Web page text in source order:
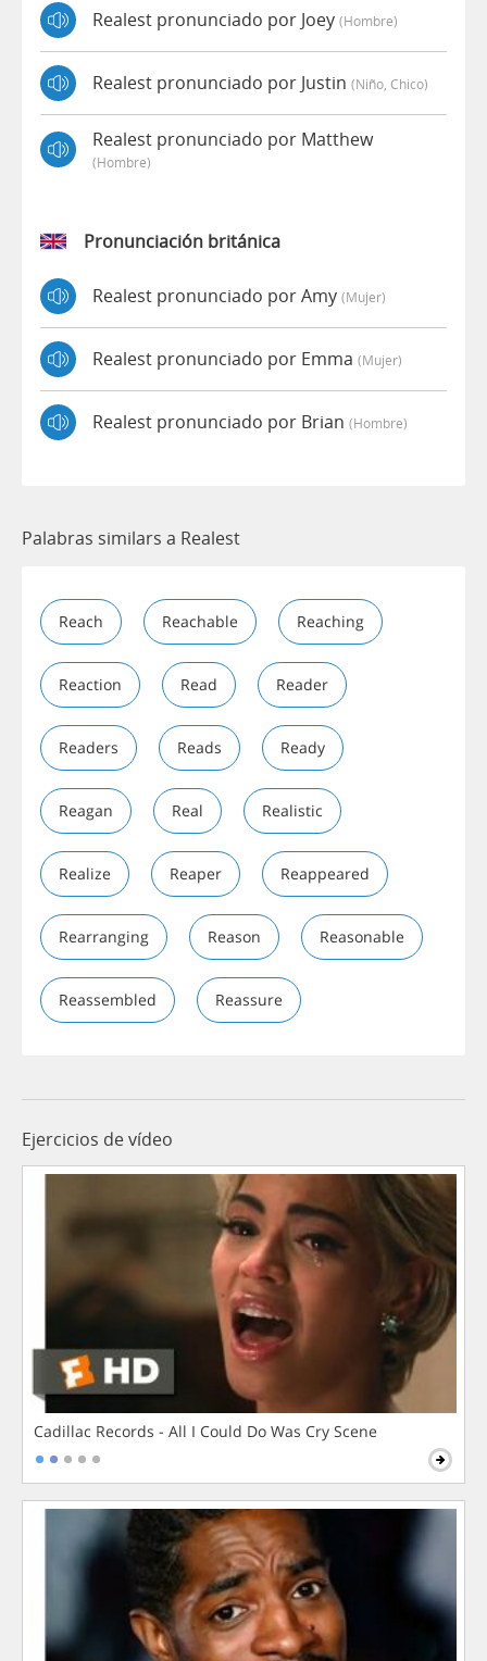
Realest pronunciado por Joey (hombre)
Realest pronunciado por Justin (niño, Chico)
Realest pronunciado por Matthew
(hombre)
Pronunciación británica
Realest pronunciado por Amy (mujer)
Realest pronunciado por Emma (mujer)
Realest pronunciado por Brian (hombre)
Palabras similars a Realest
Reach Reachable Reaching
Reaction Read Reader
Readers Reads Ready
Reagan Real Realistic
Realize Reaper Reappeared
Rearranging Reason Reasonable
Reassembled Reassure
Ejercicios de vídeo
Cadillac Records - All I Could Do Was Cry Scene